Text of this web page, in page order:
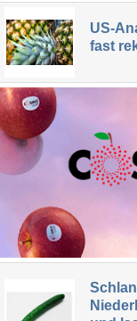
US-
fast